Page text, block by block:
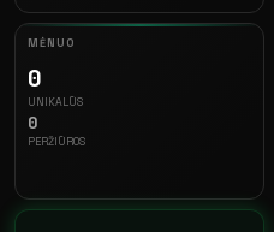
MĖNUO
0
UNIKALŪS
0
PERŽIŪROS